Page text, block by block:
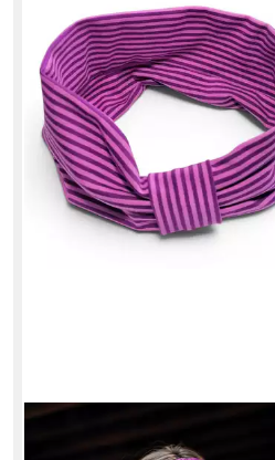
Haarband Stylische Baumwoll-